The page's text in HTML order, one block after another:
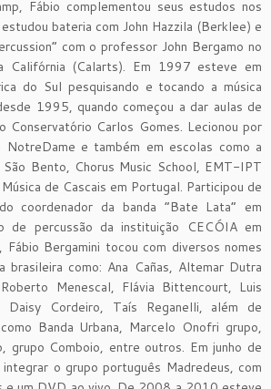
Fábio complementou seus estudos nos
bateria com John Hazzila (Berklee) e
com o professor John Bergamo no
(Calarts). Em 1997 esteve em
do Sul pesquisando e tocando a música
1995, quando começou a dar aulas de
Conservatório Carlos Gomes. Lecionou por
e também em escolas como a
Bento, Chorus Music School, EMT-IPT
de Cascais em Portugal. Participou de
coordenador da banda “Bate Lata” em
de percussão da instituição CECÓIA em
Fábio Bergamini tocou com diversos nomes
brasileira como: Ana Cañas, Altemar Dutra
Menescal, Flávia Bittencourt, Luis
Daisy Cordeiro, Taís Reganelli, além de
Banda Urbana, Marcelo Onofri grupo,
grupo Comboio, entre outros. Em junho de
o grupo português Madredeus, com